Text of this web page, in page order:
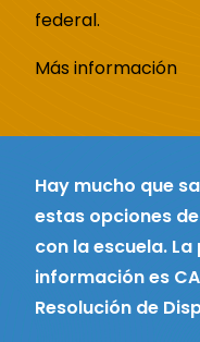
federal.
Más información
Hay mucho que
estas opciones
con la escuela.
información es
Resolución de